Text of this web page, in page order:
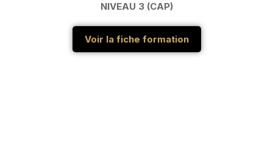
NIVEAU 3 (CAP)
Voir la fiche formation